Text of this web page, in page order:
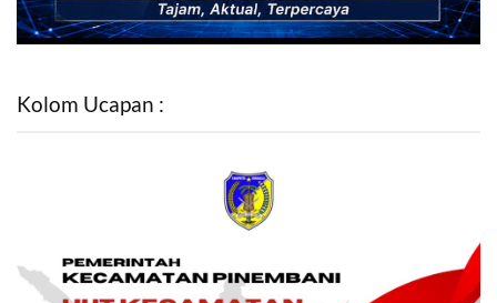
Kolom Ucapan :